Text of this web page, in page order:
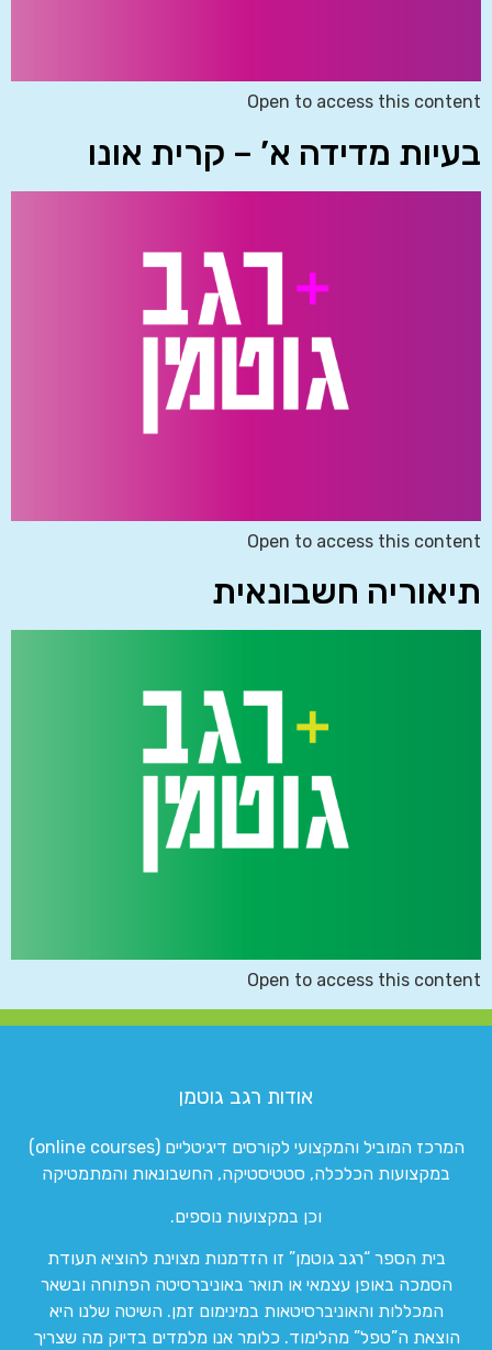
Open to access this content
בעיות מדידה א’ – קרית אונו
Open to access this content
תיאוריה חשבונאית
Open to access this content
אודות רגב גוטמן
המרכז המוביל והמקצועי לקורסים דיגיטליים (online courses)
במקצועות הכלכלה, סטטיסטיקה, החשבונאות והמתמטיקה
וכן במקצועות נוספים.
בית הספר “רגב גוטמן” זו הזדמנות מצוינת להוציא תעודת
הסמכה באופן עצמאי או תואר באוניברסיטה הפתוחה ובשאר
המכללות והאוניברסיטאות במינימום זמן. השיטה שלנו היא
הוצאת ה”טפל” מהלימוד. כלומר אנו מלמדים בדיוק מה שצריך